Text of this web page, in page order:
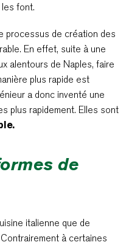
font.
processus de création des
En effet, suite à une
alentours de Naples, faire
plus rapide est
a donc inventé une
plus rapidement. Elles sont
de
italienne que de
à certaines